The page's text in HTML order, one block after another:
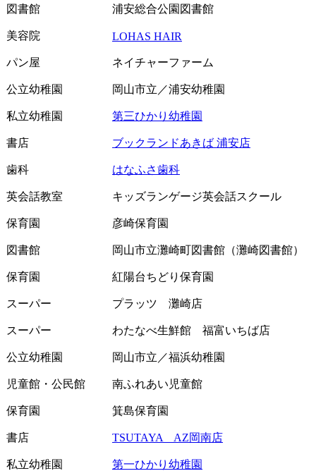
図書館 浦安総合公園図書館
美容院 LOHAS HAIR
パン屋 ネイチャーファーム
公立幼稚園 岡山市立／浦安幼稚園
私立幼稚園 第三ひかり幼稚園
書店 ブックランドあきば 浦安店
歯科 はなふさ歯科
英会話教室 キッズランゲージ英会話スクール
保育園 彦崎保育園
図書館 岡山市立灘崎町図書館（灘崎図書館）
保育園 紅陽台ちどり保育園
スーパー プラッツ 灘崎店
スーパー わたなべ生鮮館 福富いちば店
公立幼稚園 岡山市立／福浜幼稚園
児童館・公民館 南ふれあい児童館
保育園 箕島保育園
書店 TSUTAYA AZ岡南店
私立幼稚園 第一ひかり幼稚園